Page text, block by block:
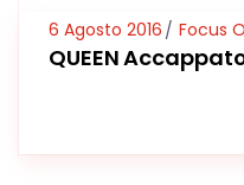
6 Agosto 2016 Focus
QUEEN